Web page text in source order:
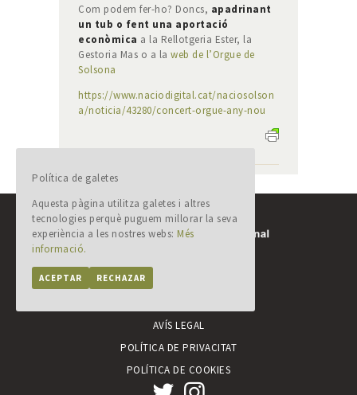
Com podem fer-ho? Doncs, apadrinant
un tub o fent una aportació
econòmica a la Rellotgeria Ester, la
Gestoria Mas o a la web de l’Orgue de
Solsona
https://www.naciodigital.cat/naciosolson
a/noticia/43280/concert-orgue-any-nou
Plaça Palau, 1
25280 Solsona (Lleida)
AVÍS LEGAL
POLÍTICA DE PRIVACITAT
POLÍTICA DE COOKIES
Política de galetes
Aquesta pàgina utilitza galetes i altres
tecnologies perquè puguem millorar la seva
experiència a les nostres webs: Més
informació.
ACEPTAR RECHAZAR